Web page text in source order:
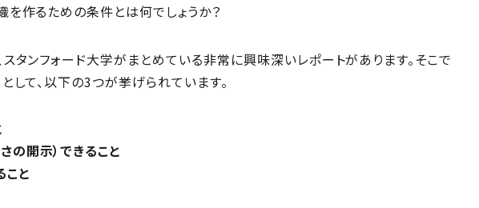
を作るための条件とは何でしょうか？
スタンフォード大学がまとめている非常に興味深いレポートがあります。そこで
して、以下の3つが挙げられています。
の開示）できること
と